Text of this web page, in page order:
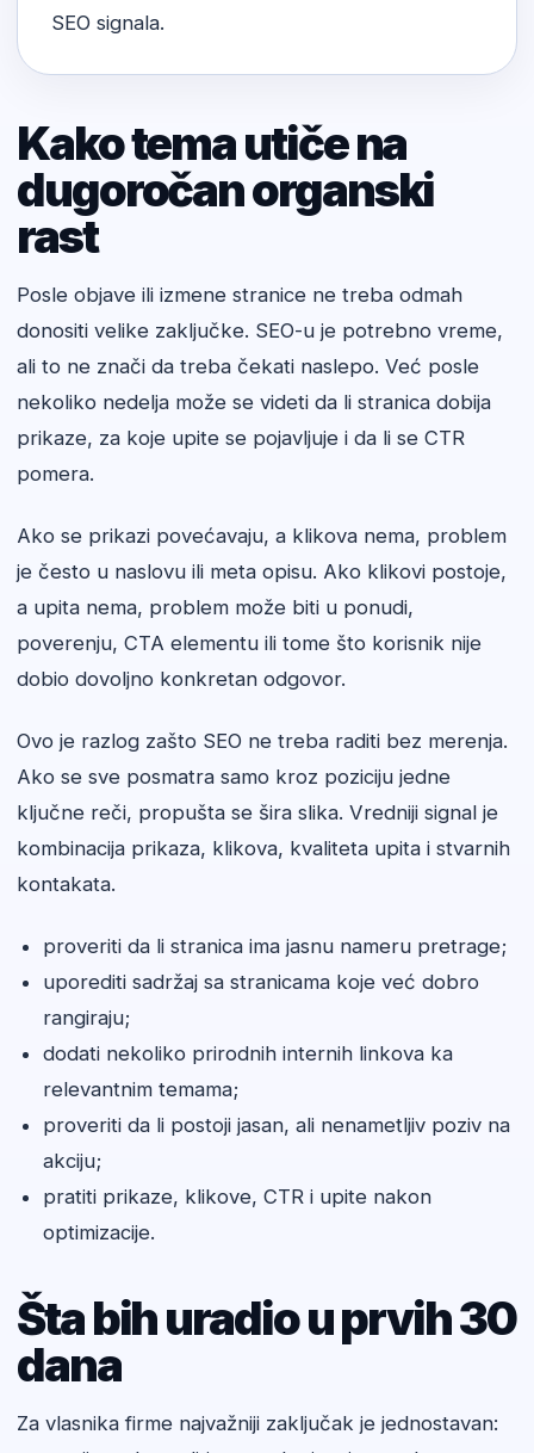
SEO signala.
Kako tema utiče na
dugoročan organski
rast
Posle objave ili izmene stranice ne treba odmah
donositi velike zaključke. SEO-u je potrebno vreme,
ali to ne znači da treba čekati naslepo. Već posle
nekoliko nedelja može se videti da li stranica dobija
prikaze, za koje upite se pojavljuje i da li se CTR
pomera.
Ako se prikazi povećavaju, a klikova nema, problem
je često u naslovu ili meta opisu. Ako klikovi postoje,
a upita nema, problem može biti u ponudi,
poverenju, CTA elementu ili tome što korisnik nije
dobio dovoljno konkretan odgovor.
Ovo je razlog zašto SEO ne treba raditi bez merenja.
Ako se sve posmatra samo kroz poziciju jedne
ključne reči, propušta se šira slika. Vredniji signal je
kombinacija prikaza, klikova, kvaliteta upita i stvarnih
kontakata.
proveriti da li stranica ima jasnu nameru pretrage;
uporediti sadržaj sa stranicama koje već dobro
rangiraju;
dodati nekoliko prirodnih internih linkova ka
relevantnim temama;
proveriti da li postoji jasan, ali nenametljiv poziv na
akciju;
pratiti prikaze, klikove, CTR i upite nakon
optimizacije.
Šta bih uradio u prvih 30
dana
Za vlasnika firme najvažniji zaključak je jednostavan: